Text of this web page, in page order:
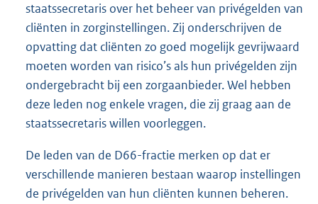
staatssecretaris over het beheer van privégelden van
cliënten in zorginstellingen. Zij onderschrijven de
opvatting dat cliënten zo goed mogelijk gevrijwaard
moeten worden van risico’s als hun privégelden zijn
ondergebracht bij een zorgaanbieder. Wel hebben
deze leden nog enkele vragen, die zij graag aan de
staatssecretaris willen voorleggen.
De leden van de D66-fractie merken op dat er
verschillende manieren bestaan waarop instellingen
de privégelden van hun cliënten kunnen beheren.